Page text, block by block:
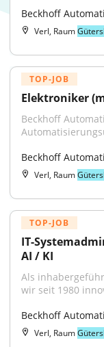
Beckhoff
Verl, Raum
TOP-JOB
Elektroniker
Beckhoff
Beckhoff
Verl, Raum
TOP-JOB
IT-
AI / KI
Als
wir seit 1980
Beckhoff
Verl, Raum